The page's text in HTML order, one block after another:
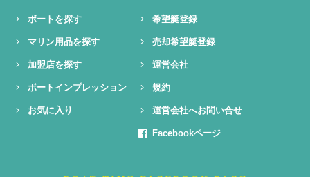
ボートを探す
マリン用品を探す
加盟店を探す
ボートインプレッション
お気に入り
希望艇登録
売却希望艇登録
運営会社
規約
運営会社へお問い合せ
Facebookページ